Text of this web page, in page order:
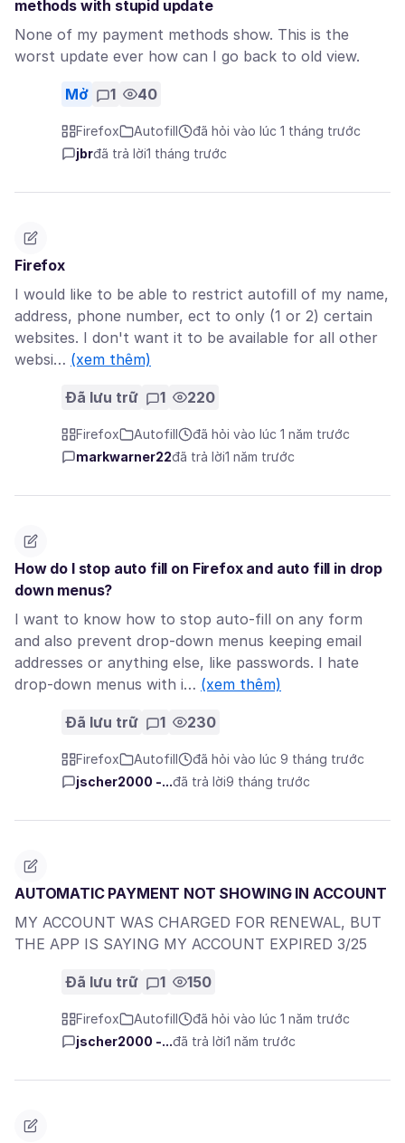
methods with stupid update
None of my payment methods show. This is the
worst update ever how can I go back to old view.
Mở 1 40
Firefox Autofill
đã hỏi vào lúc 1 tháng trước
jbrđã trả lời1 tháng trước
Firefox
I would like to be able to restrict autofill of my name,
address, phone number, ect to only (1 or 2) certain
websites. I don't want it to be available for all other
websi… (xem thêm)
Đã lưu trữ 1 220
Firefox Autofill
đã hỏi vào lúc 1 năm trước
markwarner22đã trả lời1 năm trước
How do I stop auto fill on Firefox and auto fill in drop
down menus?
I want to know how to stop auto-fill on any form
and also prevent drop-down menus keeping email
addresses or anything else, like passwords. I hate
drop-down menus with i… (xem thêm)
Đã lưu trữ 1 230
Firefox Autofill
đã hỏi vào lúc 9 tháng trước
jscher2000 -...đã trả lời9 tháng trước
AUTOMATIC PAYMENT NOT SHOWING IN ACCOUNT
MY ACCOUNT WAS CHARGED FOR RENEWAL, BUT
THE APP IS SAYING MY ACCOUNT EXPIRED 3/25
Đã lưu trữ 1 150
Firefox Autofill
đã hỏi vào lúc 1 năm trước
jscher2000 -...đã trả lời1 năm trước